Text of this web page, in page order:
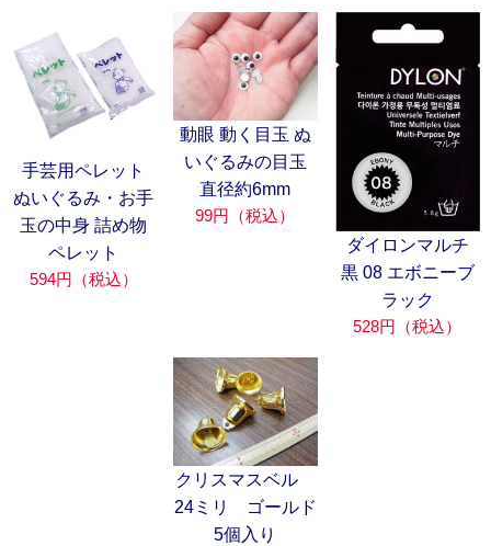
手芸用ペレット
ぬいぐるみ・お手
玉の中身 詰め物
ペレット
594円（税込）
動眼 動く目玉 ぬ
いぐるみの目玉
直径約6mm
99円（税込）
ダイロンマルチ
黒 08 エボニーブ
ラック
528円（税込）
クリスマスベル
24ミリ ゴールド
5個入り